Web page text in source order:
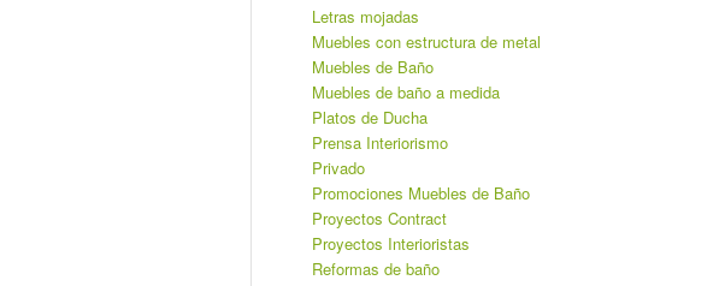
Letras mojadas
Muebles con estructura de metal
Muebles de Baño
Muebles de baño a medida
Platos de Ducha
Prensa Interiorismo
Privado
Promociones Muebles de Baño
Proyectos Contract
Proyectos Interioristas
Reformas de baño